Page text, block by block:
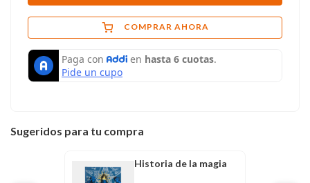
COMPRAR AHORA
Sugeridos para tu compra
Historia de la magia